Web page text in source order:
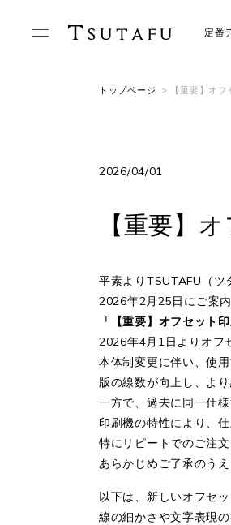
定番
トップページ > 【重要】オフ
2026/04/01
【重要】
平素よりTSUTAFU（ツ
2026年2月25日にご案
「【重要】オフセット
2026年4月1日よりオフ
本体制変更に伴い、使
版の線数が向上し、よ
一方で、過去に同一仕
印刷機の特性により、
特にリピートでのご注
あらかじめご了承のう
以下は、新しいオフセ
線の細かさや文字表現